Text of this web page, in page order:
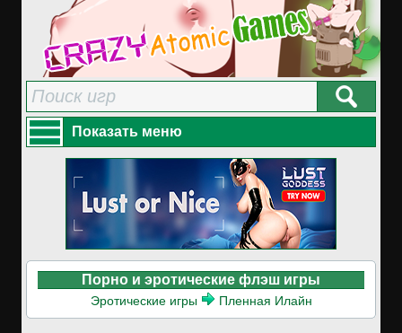
Показать меню
Порно и эротические флэш игры
Эротические игры Пленная Илайн